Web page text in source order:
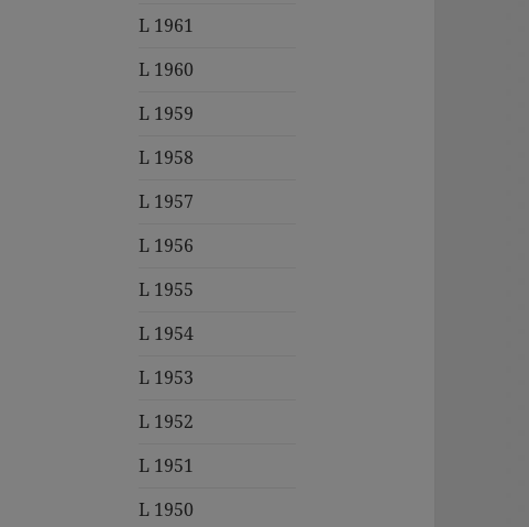
L 1961
L 1960
L 1959
L 1958
L 1957
L 1956
L 1955
L 1954
L 1953
L 1952
L 1951
L 1950